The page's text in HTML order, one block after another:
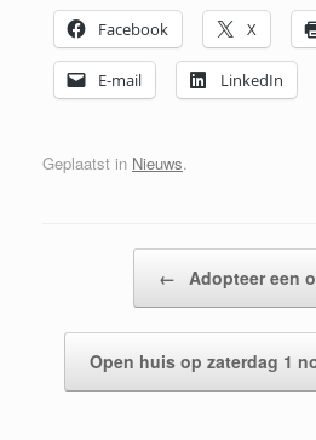
Facebook
X
E-mail LinkedIn
Geplaatst in Nieuws.
← Adopteer een
Open huis op zaterdag 1